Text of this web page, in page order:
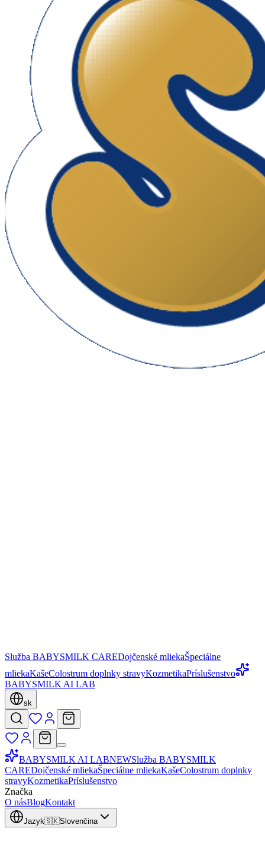
Služba BABYSMILK CAREDojčenské mliekaŠpeciálne
mliekaKašeColostrum doplnky stravyKozmetikaPríslušenstvo
BABYSMILK AI LAB
sk
BABYSMILK AI LABNEWSlužba BABYSMILK
CAREDojčenské mliekaŠpeciálne mliekaKašeColostrum doplnky
stravyKozmetikaPríslušenstvo
Značka
O násBlogKontakt
Jazyk🇸🇰Slovenčina